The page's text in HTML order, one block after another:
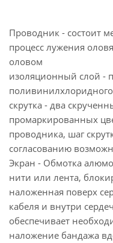
Проводник - состоит
процесс лужения
оловом
изоляционный слой -
скрутка - два
промаркированных
проводника, шаг
согласованию
Экран - Обмотка
нити или лента,
наложенная поверх
кабеля и внутри
обеспечивает
наложение бандажа